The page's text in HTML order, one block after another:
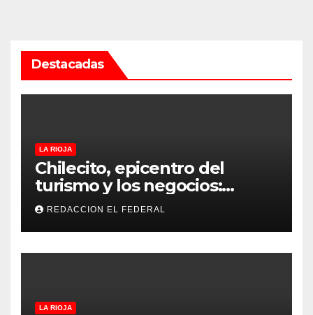
Destacadas
LA RIOJA
Chilecito, epicentro del
turismo y los negocios:
arranca la Expo que promete
revolucionar la economía
regional en un evento sin
precedentes en La Rioja
REDACCION EL FEDERAL
LA RIOJA